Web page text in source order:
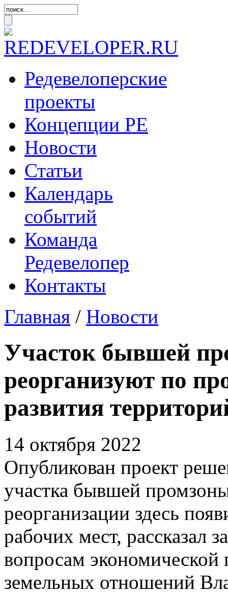
Редевелоперские
проекты
Концепции РЕ
Новости
Статьи
Календарь
событий
Команда
Редевелопер
Контакты
Главная / Новости
Участок бывшей
реорганизуют по
развития
14 октября 2022
Опубликован проект
участка бывшей
реорганизации здесь
рабочих мест, рассказал
вопросам
земельных отношений